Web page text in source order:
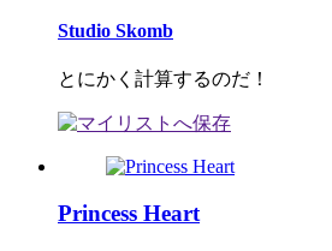
Studio Skomb
とにかく計算するのだ！
Princess Heart